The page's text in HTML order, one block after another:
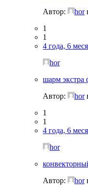
Автор:
hor
1
1
4 года, 6
hor
шарм экстра
Автор:
hor
1
1
4 года, 6
hor
Автор:
hor